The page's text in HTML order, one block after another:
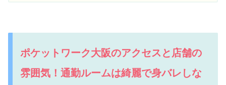
ポケットワーク大阪のアクセスと店舗の
雰囲気！通勤ルームは綺麗で身バレしな